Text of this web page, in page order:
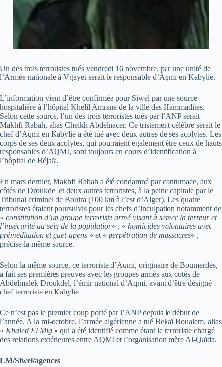
Un des trois terroristes tués vendredi 16 novembre, par une unité de
l’Armée nationale à Vgayet serait le responsable d’Aqmi en Kabylie.
L’information vient d’être confirmée pour Siwel par une source
hospitalière à l’hôpital Khelil Amrane de la ville des Hammadites.
Selon cette source, l’un des trois terroristes tués par l’ANP serait
Makhfi Rabah, alias Cheikh Abdelnacer. Ce tristement célèbre serait le
chef d’Aqmi en Kabylie a été tué avec deux autres de ses acolytes. Les
corps de ses deux acolytes, qui pourraient également être ceux de hauts
responsables d’AQMI, sont toujours en cours d’identification à
l’hôpital de Béjaïa.
En mars dernier, Makhfi Rabah a été condamné par contumace, aux
côtés de Droukdel et deux autres terroristes, à la peine capitale par le
Tribunal criminel de Bouira (100 km à l’est d’Alger). Les quatre
terroristes étaient poursuivis pour les chefs d’inculpation notamment de
« constitution d’un groupe terroriste armé visant à semer la terreur et
l’insécurité au sein de la population« , « homicides volontaires avec
préméditation et guet-apens » et « perpétration de massacres« ,
précise la même source.
Selon la même source, ce terroriste d’Aqmi, originaire de Boumerdes,
a fait ses premières preuves avec les groupes armés aux cotés de
Abdelmalek Droukdel, l’émir national d’Aqmi, avant d’être désigné
chef terroriste en Kabylie.
Ce n’est pas le premier coup porté par l’ANP depuis le début de
l’année. A la mi-octobre, l’armée algérienne a tué Bekaï Boualem, alias
« Khaled El Mig » qui a été identifié comme étant le terroriste chargé
des relations extérieures entre AQMI et l’organisation mère Al-Qaïda.
LM/Siwel/agences